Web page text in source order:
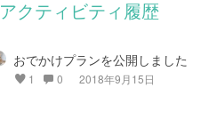
アクティビティ履歴
おでかけプランを公開しました
1 0 2018年9月15日